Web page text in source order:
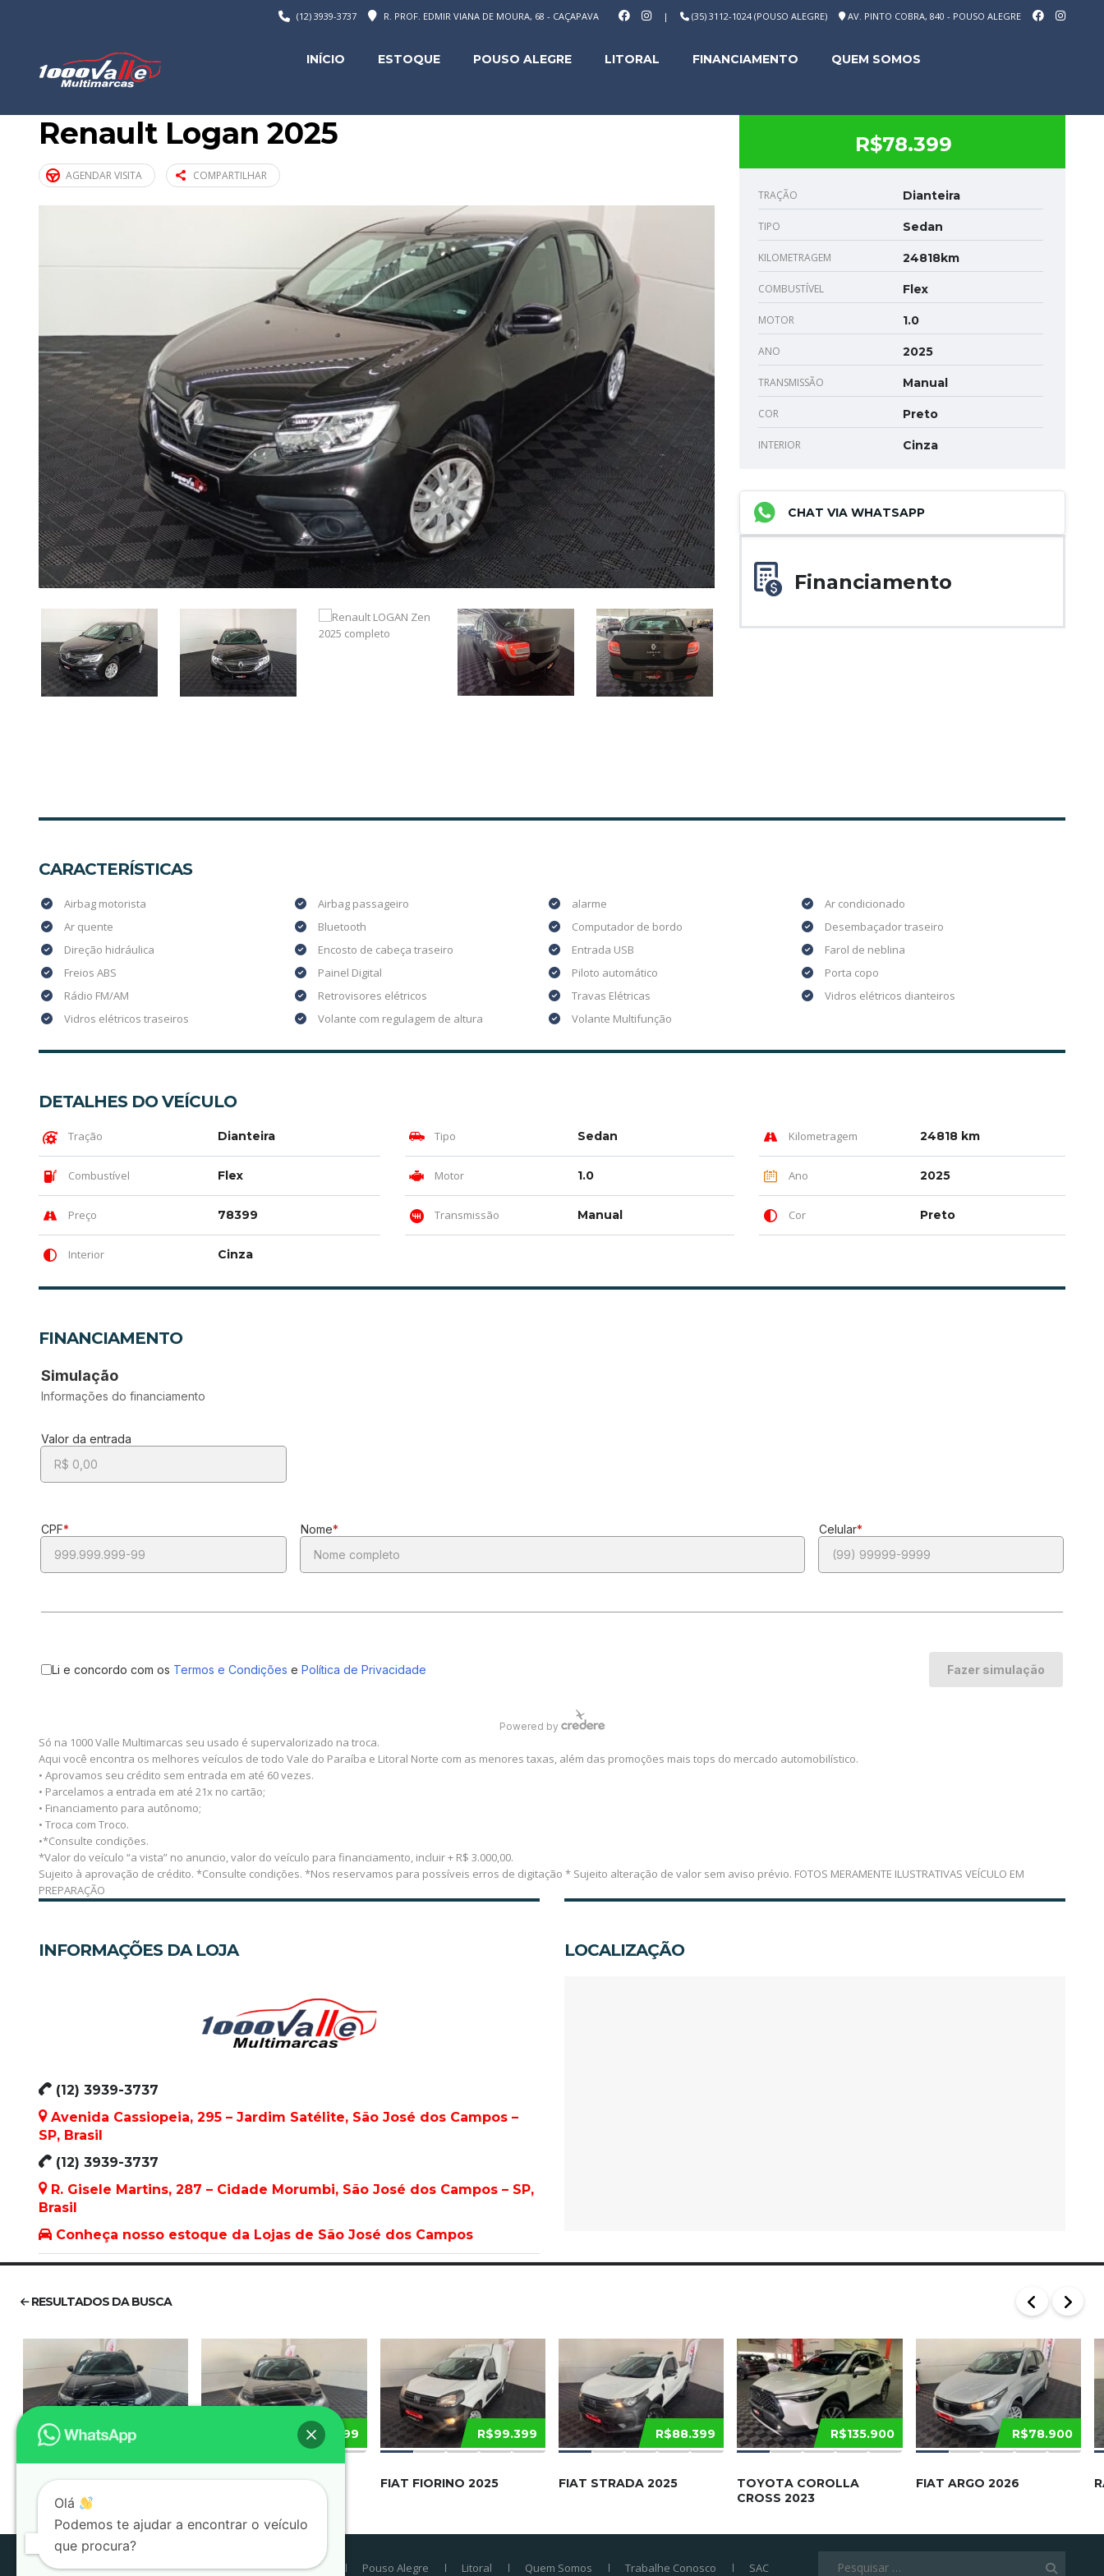
| (35) 3112-1024 (POUSO ALEGRE) AV. PINTO COBRA, 840 - POUSO ALEGRE
R. PROF. EDMIR VIANA DE MOURA, 68 - CAÇAPAVA
(12) 3939-3737
INÍCIO ESTOQUE POUSO ALEGRE LITORAL FINANCIAMENTO QUEM SOMOS
Renault Logan 2025
AGENDAR VISITA COMPARTILHAR
R$78.399
TRAÇÃO Dianteira
TIPO Sedan
KILOMETRAGEM 24818km
COMBUSTÍVEL Flex
MOTOR 1.0
ANO 2025
TRANSMISSÃO Manual
COR Preto
INTERIOR Cinza
CHAT VIA WHATSAPP
Financiamento
CARACTERÍSTICAS
Airbag motorista Airbag passageiro alarme
Ar condicionado
Ar quente
Bluetooth Computador de bordo
Desembaçador traseiro
Direção hidráulica
Encosto de cabeça traseiro Entrada USB
Farol de neblina
Freios ABS
Painel Digital Piloto automático
Porta copo
Rádio FM/AM
Retrovisores elétricos Travas Elétricas
Vidros elétricos dianteiros
Vidros elétricos traseiros
Volante com regulagem de altura Volante Multifunção
DETALHES DO VEÍCULO
Tração Dianteira Tipo Sedan Kilometragem 24818 km
Combustível Flex Motor 1.0 Ano 2025
Preço 78399 Transmissão Manual Cor Preto
Interior Cinza
FINANCIAMENTO
Só na 1000 Valle Multimarcas seu usado é supervalorizado na troca.
Aqui você encontra os melhores veículos de todo Vale do Paraíba e Litoral Norte com as menores taxas, além das promoções mais tops do mercado automobilístico.
• Aprovamos seu crédito sem entrada em até 60 vezes.
• Parcelamos a entrada em até 21x no cartão;
• Financiamento para autônomo;
• Troca com Troco.
•*Consulte condições.
*Valor do veículo “a vista” no anuncio, valor do veículo para financiamento, incluir + R$ 3.000,00.
Sujeito à aprovação de crédito. *Consulte condições. *Nos reservamos para possíveis erros de digitação * Sujeito alteração de valor sem aviso prévio. FOTOS MERAMENTE ILUSTRATIVAS VEÍCULO EM
PREPARAÇÃO
INFORMAÇÕES DA LOJA
(12) 3939-3737
Avenida Cassiopeia, 295 – Jardim Satélite, São José dos Campos –
SP, Brasil
(12) 3939-3737
R. Gisele Martins, 287 – Cidade Morumbi, São José dos Campos – SP,
Brasil
Conheça nosso estoque da Lojas de São José dos Campos
LOCALIZAÇÃO
RESULTADOS DA BUSCA
R$112.399
VOLKSWAGEN T-CROSS
2023
R$88.399
FIAT STRADA 2025
R$99.399
FIAT FIORINO 2025
R$88.399
FIAT STRADA 2025
R$135.900
TOYOTA COROLLA
CROSS 2023
R$78.900
FIAT ARGO 2026
Início Estoque SJC Pouso Alegre Litoral Quem Somos Trabalhe Conosco SAC
Olá
Podemos te ajudar a encontrar o veículo
que procura?